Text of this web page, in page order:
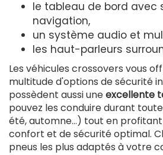
le tableau de bord avec
navigation,
un système audio et
les haut-parleurs
Les véhicules crossovers vous
multitude d'options de sécurité
possèdent aussi uneexcellente
pouvez les conduire durant
été, automne…) tout en profitant
confort et de sécurité optimal.
pneus les plus adaptés à votre